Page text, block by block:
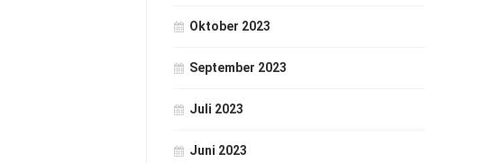
Oktober 2023
September 2023
Juli 2023
Juni 2023